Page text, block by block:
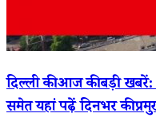
दिल्ली की आज की बड़ी
समेत यहां पढ़ें दिनभर की